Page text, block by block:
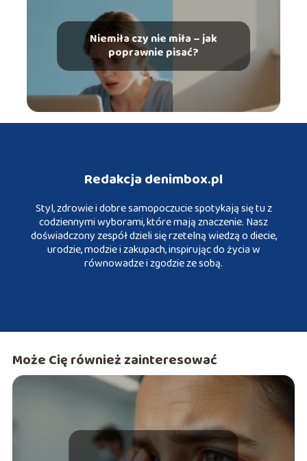
Niemiła czy nie miła – jak
poprawnie pisać?
Redakcja denimbox.pl
Styl, zdrowie i dobre samopoczucie spotykają się tu z
codziennymi wyborami, które mają znaczenie. Nasz
doświadczony zespół dzieli się rzetelną wiedzą o diecie,
urodzie, modzie i zakupach, inspirując do życia w
równowadze i zgodzie ze sobą.
Może Cię również zainteresować